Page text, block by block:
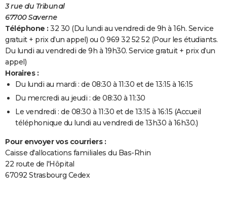
3 rue du Tribunal
67700 Saverne
Téléphone : 32 30 (Du lundi au vendredi de 9h à 16h. Service
gratuit + prix d’un appel) ou 0 969 32 52 52 (Pour les étudiants.
Du lundi au vendredi de 9h à 19h30. Service gratuit + prix d’un
appel)
Horaires :
Du lundi au mardi : de 08:30 à 11:30 et de 13:15 à 16:15
Du mercredi au jeudi : de 08:30 à 11:30
Le vendredi : de 08:30 à 11:30 et de 13:15 à 16:15 (Accueil
téléphonique du lundi au vendredi de 13h30 à 16h30.)
Pour envoyer vos courriers :
Caisse d'allocations familiales du Bas-Rhin
22 route de l'Hôpital
67092 Strasbourg Cedex